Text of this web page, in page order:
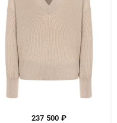
237 500 ₽